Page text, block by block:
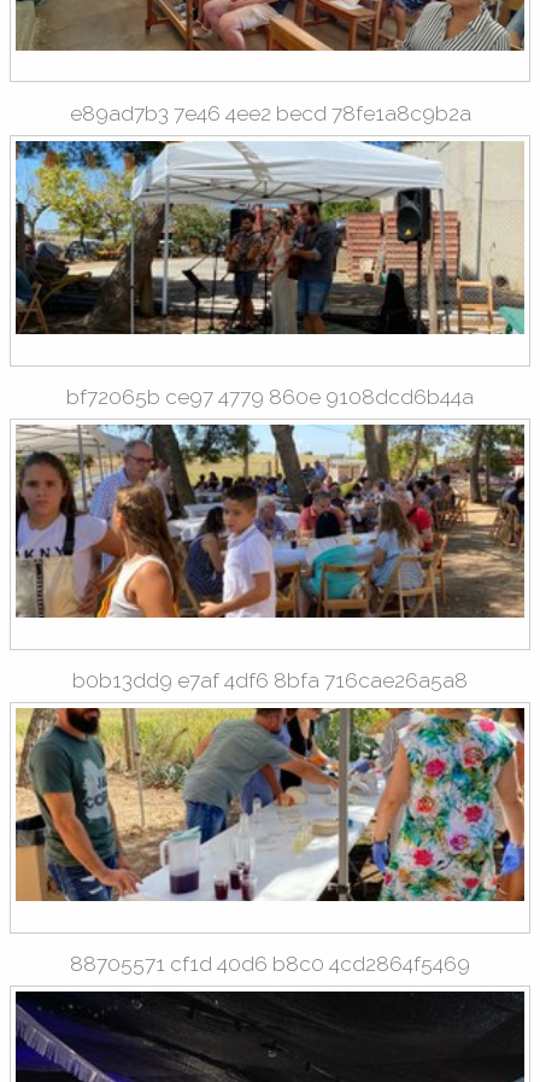
e89ad7b3 7e46 4ee2 becd 78fe1a8c9b2a
bf72065b ce97 4779 860e 9108dcd6b44a
b0b13dd9 e7af 4df6 8bfa 716cae26a5a8
88705571 cf1d 40d6 b8c0 4cd2864f5469